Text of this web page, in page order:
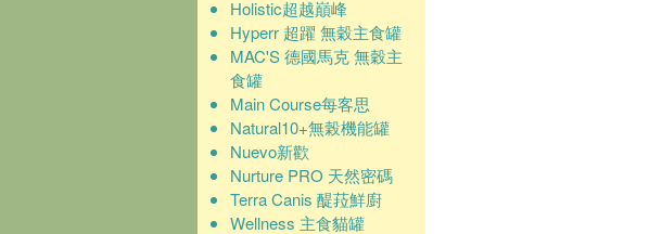
Holistic超越巔峰
Hyperr 超躍 無穀主食罐
MAC'S 德國馬克 無穀主
食罐
Main Course每客思
Natural10+無榖機能罐
Nuevo新歡
Nurture PRO 天然密碼
Terra Canis 醍菈鮮廚
Wellness 主食貓罐